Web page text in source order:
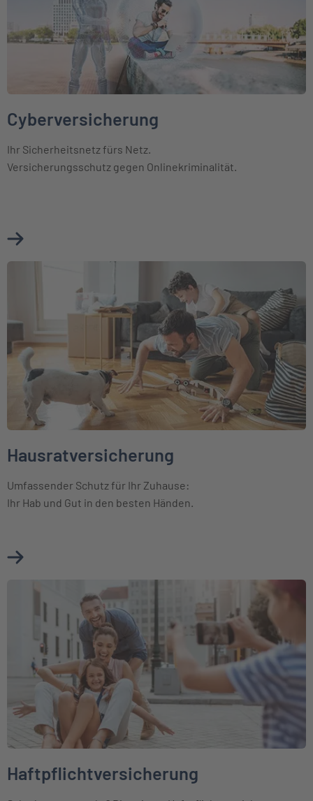
Cyberversicherung
Ihr Sicherheitsnetz fürs Netz.
Versicherungsschutz gegen Onlinekriminalität.
Mehr über Cyberversicherung erfahren
Hausratversicherung
Umfassender Schutz für Ihr Zuhause:
Ihr Hab und Gut in den besten Händen.
Mehr über Hausratversicherung erfahren
Weiter zu Haftpflichtversicherung
Haftpflichtversicherung